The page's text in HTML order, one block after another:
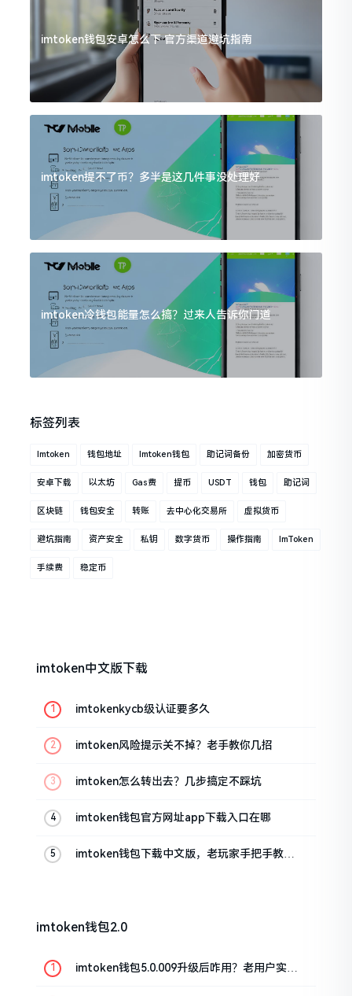
imtoken钱包安卓怎么下 官方渠道避坑指南
imtoken提不了币？多半是这几件事没处理好
imtoken冷钱包能量怎么搞？过来人告诉你门道
标签列表
Imtoken 钱包地址 Imtoken钱包 助记词备份 加密货币
安卓下载 以太坊 Gas费 提币 USDT 钱包 助记词
区块链 钱包安全 转账 去中心化交易所 虚拟货币
避坑指南 资产安全 私钥 数字货币 操作指南 ImToken
手续费 稳定币
imtoken中文版下载
imtokenkycb级认证要多久
imtoken风险提示关不掉？老手教你几招
imtoken怎么转出去？几步搞定不踩坑
imtoken钱包官方网址app下载入口在哪
imtoken钱包下载中文版，老玩家手把手教你
imtoken钱包2.0
imtoken钱包5.0.009升级后咋用？老用户实测